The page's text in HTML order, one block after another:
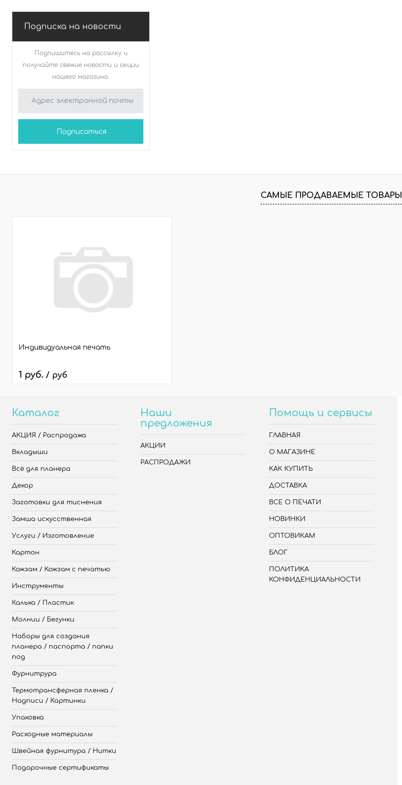
Подписка на новости
магазина
Подпишитесь на рассылку и
получайте свежие новости и акции
нашего магазина.
САМЫЕ ПРОДАВАЕМЫЕ ТОВАРЫ
Индивидуальная печать
1 руб. / руб
Каталог
АКЦИЯ / Распродажа
Вкладыши
Всё для планера
Декор
Заготовки для тиснения
Замша искусственная
Услуги / Изготовление
Картон
Кожзам / Кожзам с печатью
Инструменты
Калька / Пластик
Молнии / Бегунки
Наборы для создания
планера / паспорта / папки
под
Фурнитрура
Термотрансферная пленка /
Надписи / Картинки
Упаковка
Расходные материалы
Швейная фурнитура / Нитки
Подарочные сертификаты
Наши
предложения
АКЦИИ
РАСПРОДАЖИ
Помощь и сервисы
ГЛАВНАЯ
О МАГАЗИНЕ
КАК КУПИТЬ
ДОСТАВКА
ВСЕ О ПЕЧАТИ
НОВИНКИ
ОПТОВИКАМ
БЛОГ
ПОЛИТИКА
КОНФИДЕНЦИАЛЬНОСТИ